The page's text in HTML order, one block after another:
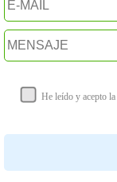
He leído y acepto la